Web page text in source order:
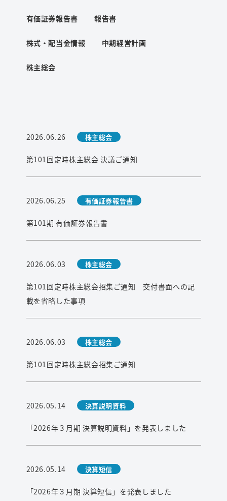
有価証券報告書 報告書
株式・配当金情報 中期経営計画
株主総会
2026.06.26 株主総会
第101回定時株主総会 決議ご通知
2026.06.25 有価証券報告書
第101期 有価証券報告書
2026.06.03 株主総会
第101回定時株主総会招集ご通知 交付書面への記
載を省略した事項
2026.06.03 株主総会
第101回定時株主総会招集ご通知
2026.05.14 決算説明資料
「2026年３月期 決算説明資料」を発表しました
2026.05.14 決算短信
「2026年３月期 決算短信」を発表しました